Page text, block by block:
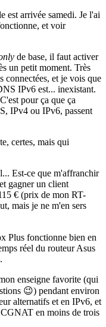
est arrivée samedi. Je l'ai
et voir
de base, il faut activer
un petit moment. Très
connectées, et je vois que
IPv6 est... inexistant.
pour ça que ça
IPv4 ou IPv6, passent
certes, mais qui
Est-ce que m'affranchir
gagner un client
€ (prix de mon RT-
mais je ne m'en sers
Plus fonctionne bien en
réel du routeur Asus
enseigne favorite (qui
😉) pendant environ
alternatifs et en IPv6, et
en moins de trois